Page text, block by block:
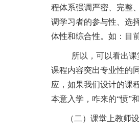
程体系强调严密、完整
调学习者的参与性、选
体性和综合性。如：
所以，可以看出
课程内容突出专业性的
应，如果我们设计的课
本意入学，咋来的“愤”和
（二）课堂上教师